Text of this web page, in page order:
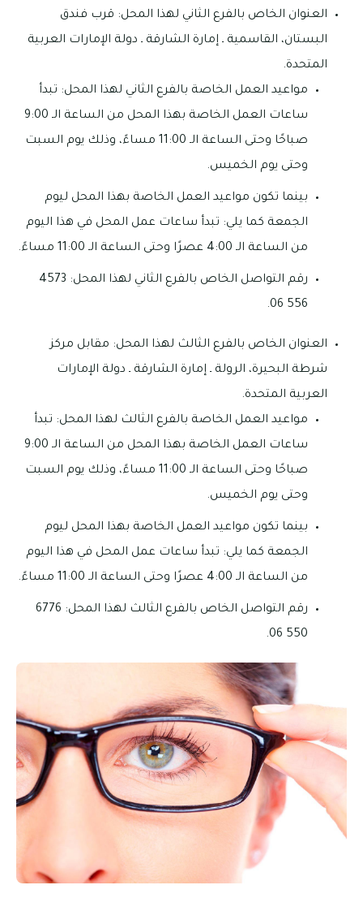
العنوان الخاص بالفرع الثاني لهذا المحل: قرب فندق
البستان، القاسمية ـ إمارة الشارقة ـ دولة الإمارات العربية
المتحدة.
مواعيد العمل الخاصة بالفرع الثاني لهذا المحل: تبدأ
ساعات العمل الخاصة بهذا المحل من الساعة الـ 9:00
صباحًا وحتى الساعة الـ 11:00 مساءً، وذلك يوم السبت
وحتى يوم الخميس.
بينما تكون مواعيد العمل الخاصة بهذا المحل ليوم
الجمعة كما يلي: تبدأ ساعات عمل المحل في هذا اليوم
من الساعة الـ 4:00 عصرًا وحتى الساعة الـ 11:00 مساءً.
رقم التواصل الخاص بالفرع الثاني لهذا المحل: 4573
556 06.
العنوان الخاص بالفرع الثالث لهذا المحل: مقابل مركز
شرطة البحيرة، الرولة ـ إمارة الشارقة ـ دولة الإمارات
العربية المتحدة.
مواعيد العمل الخاصة بالفرع الثالث لهذا المحل: تبدأ
ساعات العمل الخاصة بهذا المحل من الساعة الـ 9:00
صباحًا وحتى الساعة الـ 11:00 مساءً، وذلك يوم السبت
وحتى يوم الخميس.
بينما تكون مواعيد العمل الخاصة بهذا المحل ليوم
الجمعة كما يلي: تبدأ ساعات عمل المحل في هذا اليوم
من الساعة الـ 4:00 عصرًا وحتى الساعة الـ 11:00 مساءً.
رقم التواصل الخاص بالفرع الثالث لهذا المحل: 6776
550 06.